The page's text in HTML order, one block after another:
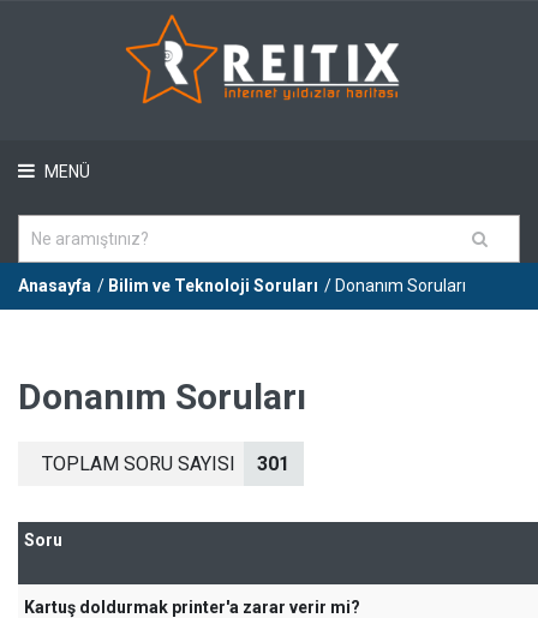
MENÜ
Anasayfa / Bilim ve Teknoloji Soruları / Donanım Soruları
Donanım Soruları
TOPLAM SORU SAYISI 301
Soru
Kartuş doldurmak printer'a zarar verir mi?